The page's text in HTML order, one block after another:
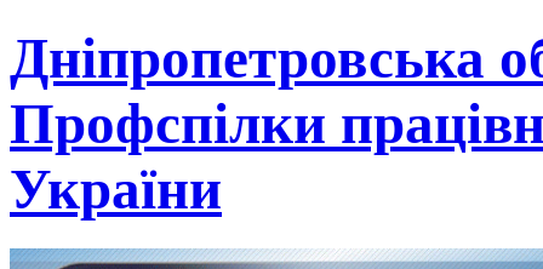
Дніпропетровська
Профспілки
України